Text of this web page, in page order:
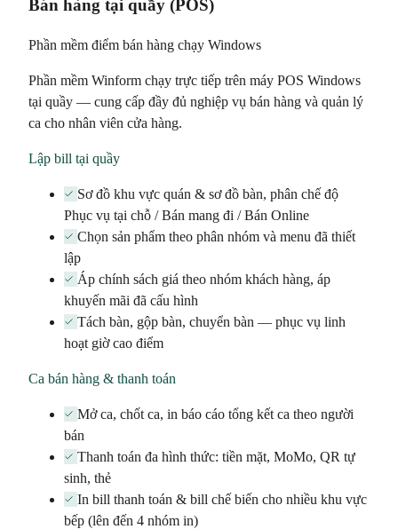
Bán hàng tại quầy (POS)
Phần mềm điểm bán hàng chạy Windows
Phần mềm Winform chạy trực tiếp trên máy POS Windows
tại quầy — cung cấp đầy đủ nghiệp vụ bán hàng và quản lý
ca cho nhân viên cửa hàng.
Lập bill tại quầy
Sơ đồ khu vực quán & sơ đồ bàn, phân chế độ
Phục vụ tại chỗ / Bán mang đi / Bán Online
Chọn sản phẩm theo phân nhóm và menu đã thiết
lập
Áp chính sách giá theo nhóm khách hàng, áp
khuyến mãi đã cấu hình
Tách bàn, gộp bàn, chuyển bàn — phục vụ linh
hoạt giờ cao điểm
Ca bán hàng & thanh toán
Mở ca, chốt ca, in báo cáo tổng kết ca theo người
bán
Thanh toán đa hình thức: tiền mặt, MoMo, QR tự
sinh, thẻ
In bill thanh toán & bill chế biến cho nhiều khu vực
bếp (lên đến 4 nhóm in)